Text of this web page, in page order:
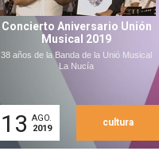
Concierto Aniversario Unión
Musical 2019
38 años de la Banda de la Unió Musical
La Nucía
13 AGO.
2019
cultura